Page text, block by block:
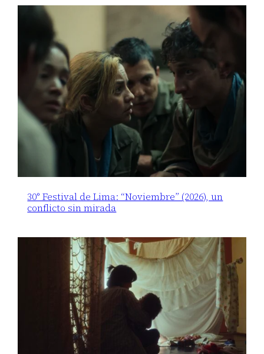
30° Festival de Lima: “Noviembre” (2026), un
conflicto sin mirada